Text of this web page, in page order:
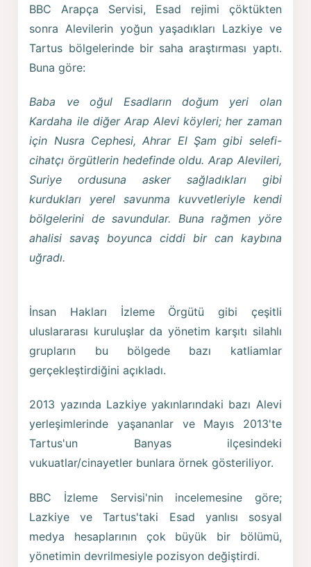
BBC Arapça Servisi, Esad rejimi çöktükten
sonra Alevilerin yoğun yaşadıkları Lazkiye ve
Tartus bölgelerinde bir saha araştırması yaptı.
Buna göre:
Baba ve oğul Esadların doğum yeri olan
Kardaha ile diğer Arap Alevi köyleri; her zaman
için Nusra Cephesi, Ahrar El Şam gibi selefi-
cihatçı örgütlerin hedefinde oldu. Arap Alevileri,
Suriye ordusuna asker sağladıkları gibi
kurdukları yerel savunma kuvvetleriyle kendi
bölgelerini de savundular. Buna rağmen yöre
ahalisi savaş boyunca ciddi bir can kaybına
uğradı.
İnsan Hakları İzleme Örgütü gibi çeşitli
uluslararası kuruluşlar da yönetim karşıtı silahlı
grupların bu bölgede bazı katliamlar
gerçekleştirdiğini açıkladı.
2013 yazında Lazkiye yakınlarındaki bazı Alevi
yerleşimlerinde yaşananlar ve Mayıs 2013'te
Tartus'un Banyas ilçesindeki
vukuatlar/cinayetler bunlara örnek gösteriliyor.
BBC İzleme Servisi'nin incelemesine göre;
Lazkiye ve Tartus'taki Esad yanlısı sosyal
medya hesaplarının çok büyük bir bölümü,
yönetimin devrilmesiyle pozisyon değiştirdi.